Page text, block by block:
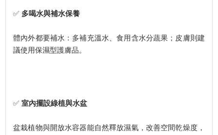
✅ 多喝水與補水保養
體內外都要補水：多補充溫水、食用含水分蔬果；皮膚則建
議使用保濕型護膚品。
✅室內擺設綠植與水盆
盆栽植物與開放水容器能自然釋放濕氣，改善空間乾燥度，